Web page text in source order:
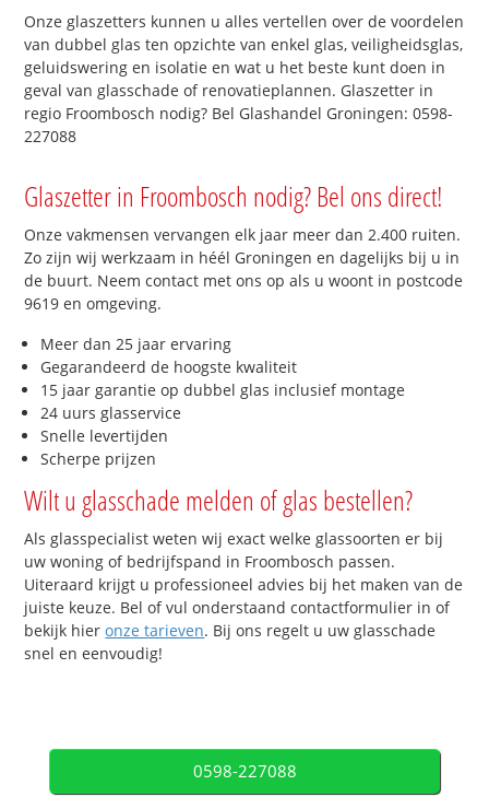
Onze glaszetters kunnen u alles vertellen over de voordelen
van dubbel glas ten opzichte van enkel glas, veiligheidsglas,
geluidswering en isolatie en wat u het beste kunt doen in
geval van glasschade of renovatieplannen. Glaszetter in
regio Froombosch nodig? Bel Glashandel Groningen: 0598-
227088
Glaszetter in Froombosch nodig? Bel ons direct!
Onze vakmensen vervangen elk jaar meer dan 2.400 ruiten.
Zo zijn wij werkzaam in héél Groningen en dagelijks bij u in
de buurt. Neem contact met ons op als u woont in postcode
9619 en omgeving.
Meer dan 25 jaar ervaring
Gegarandeerd de hoogste kwaliteit
15 jaar garantie op dubbel glas inclusief montage
24 uurs glasservice
Snelle levertijden
Scherpe prijzen
Wilt u glasschade melden of glas bestellen?
Als glasspecialist weten wij exact welke glassoorten er bij
uw woning of bedrijfspand in Froombosch passen.
Uiteraard krijgt u professioneel advies bij het maken van de
juiste keuze. Bel of vul onderstaand contactformulier in of
bekijk hieronze tarieven. Bij ons regelt u uw glasschade
snel en eenvoudig!
0598-227088